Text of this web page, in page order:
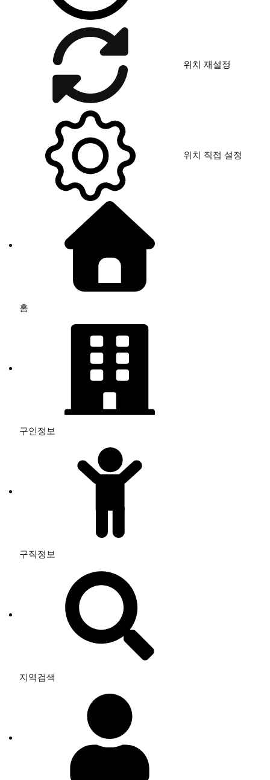
위치 재설정
위치 직접 설정
홈
구인정보
구직정보
지역검색